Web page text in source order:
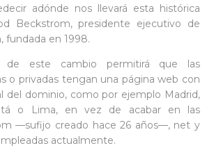
adónde nos llevará esta histórica
Beckstrom, presidente ejecutivo de
fundada en 1998.
de este cambio permitirá que las
o privadas tengan una página web con
del dominio, como por ejemplo Madrid,
o Lima, en vez de acabar en las
—sufijo creado hace 26 años—, net y
actualmente.